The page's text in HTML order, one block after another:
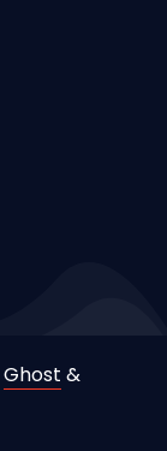
Ghost &